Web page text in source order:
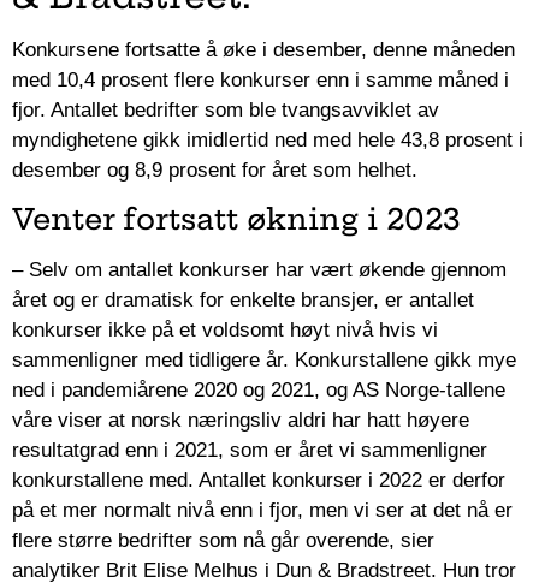
Konkursene fortsatte å øke i desember, denne måneden
med 10,4 prosent flere konkurser enn i samme måned i
fjor. Antallet bedrifter som ble tvangsavviklet av
myndighetene gikk imidlertid ned med hele 43,8 prosent i
desember og 8,9 prosent for året som helhet.
Venter fortsatt økning i 2023
– Selv om antallet konkurser har vært økende gjennom
året og er dramatisk for enkelte bransjer, er antallet
konkurser ikke på et voldsomt høyt nivå hvis vi
sammenligner med tidligere år. Konkurstallene gikk mye
ned i pandemiårene 2020 og 2021, og AS Norge-tallene
våre viser at norsk næringsliv aldri har hatt høyere
resultatgrad enn i 2021, som er året vi sammenligner
konkurstallene med. Antallet konkurser i 2022 er derfor
på et mer normalt nivå enn i fjor, men vi ser at det nå er
flere større bedrifter som nå går overende, sier
analytiker Brit Elise Melhus i Dun & Bradstreet. Hun tror